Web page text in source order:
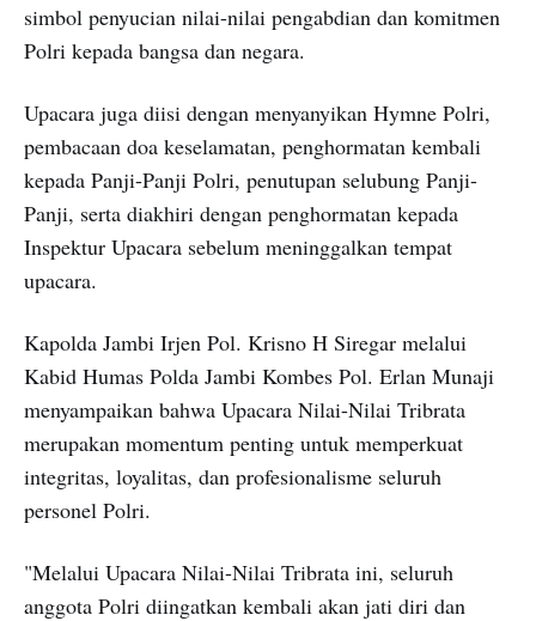
simbol penyucian nilai-nilai pengabdian dan komitmen
Polri kepada bangsa dan negara.
Upacara juga diisi dengan menyanyikan Hymne Polri,
pembacaan doa keselamatan, penghormatan kembali
kepada Panji-Panji Polri, penutupan selubung Panji-
Panji, serta diakhiri dengan penghormatan kepada
Inspektur Upacara sebelum meninggalkan tempat
upacara.
Kapolda Jambi Irjen Pol. Krisno H Siregar melalui
Kabid Humas Polda Jambi Kombes Pol. Erlan Munaji
menyampaikan bahwa Upacara Nilai-Nilai Tribrata
merupakan momentum penting untuk memperkuat
integritas, loyalitas, dan profesionalisme seluruh
personel Polri.
"Melalui Upacara Nilai-Nilai Tribrata ini, seluruh
anggota Polri diingatkan kembali akan jati diri dan